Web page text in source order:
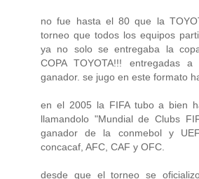
no fue hasta el 80 que la
torneo que todos los equipos
ya no solo se entregaba la
COPA TOYOTA!!! entregadas
ganador. se jugo en este formato
en el 2005 la FIFA tubo a bien
llamandolo "Mundial de Clubs
ganador de la conmebol y
concacaf, AFC, CAF y OFC.
desde que el torneo se